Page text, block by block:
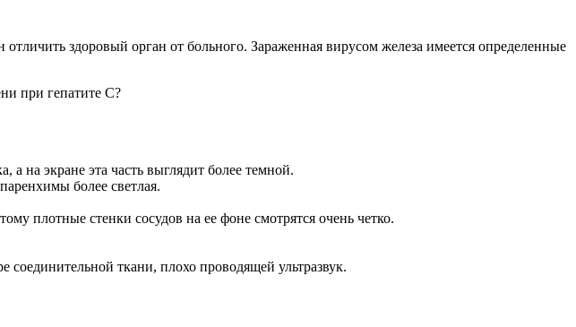
здоровый орган от больного. Зараженная вирусом железа имеется определенные
а на экране эта часть выглядит более темной.
более светлая.
плотные стенки сосудов на ее фоне смотрятся очень четко.
соединительной ткани, плохо проводящей ультразвук.